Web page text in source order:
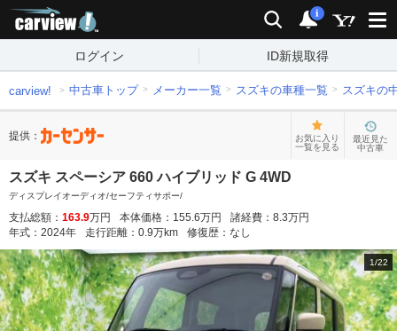
検索 通知
i
ログイン ID新規取得
carview! 中古車トップ メーカー一覧 スズキの車種一覧 スズキの
提供：
お気に入り
一覧を見る
最近見た
中古車
スズキ スペーシア 660 ハイブリッド G 4WD
ディスプレイオーディオ/セーフティサポー/
支払総額： 163.9万円 本体価格： 155.6万円 諸経費： 8.3万円
年式： 2024年 走行距離： 0.9万km 修復歴： なし
1/22